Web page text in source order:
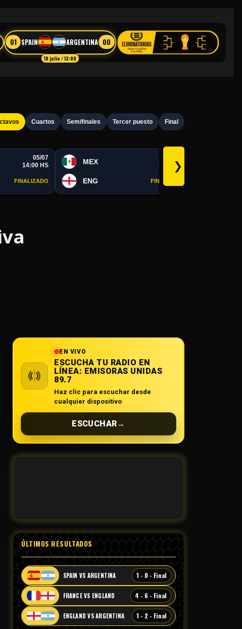
01 SPAIN ARGENTINA 00
19 julio / 13:00
Cuartos Semifinales Tercer puesto Final
05/07
14:00 HS
FINALIZADO
MEX
19:00 HS
ENG FINALIZADO
❯
EN VIVO
ESCUCHA TU RADIO EN
LÍNEA: EMISORAS UNIDAS
89.7
Haz clic para escuchar desde
cualquier dispositivo
ESCUCHAR→
ÚLTIMOS RESULTADOS
SPAIN VS ARGENTINA 1 - 0 - Final
FRANCE VS ENGLAND 4 - 6 - Final
ENGLAND VS ARGENTINA 1 - 2 - Final